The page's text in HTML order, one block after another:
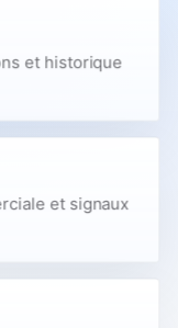
et historique
et signaux